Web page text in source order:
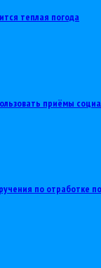
теплая погода
приёмы
по отработке